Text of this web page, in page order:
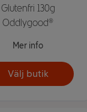
Glutenfri 130g
Oddlygood®
Mer info
Välj butik